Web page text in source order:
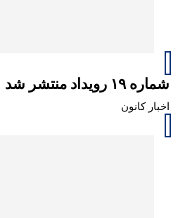
شماره ۱۹ رویداد منتشر شد
اخبار کانون